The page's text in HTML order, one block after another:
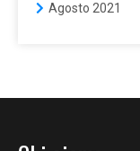
Agosto 2021